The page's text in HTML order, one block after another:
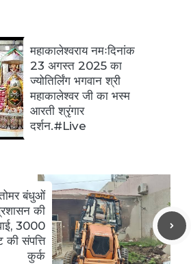
महाकालेश्वराय नमःदिनांक
23 अगस्त 2025 का
ज्योतिर्लिंग भगवान श्री
महाकालेश्वर जी का भस्म
आरती श्रृंगार
दर्शन.#Live
बंधुओं
की
3000
की संपत्ति
कुर्क